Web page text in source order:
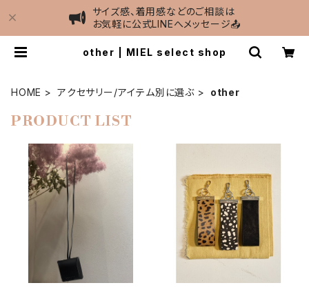
サイズ感、着用感などのご相談は
お気軽に公式LINEへメッセージ📤
other | MIEL select shop
HOME アクセサリー/アイテム別に選ぶ other
PRODUCT LIST